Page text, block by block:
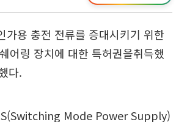
가용 충전 전류를 증대시키기 위한
어링 장치에 대한 특허권을취득했
다.
Mode Power Supply)